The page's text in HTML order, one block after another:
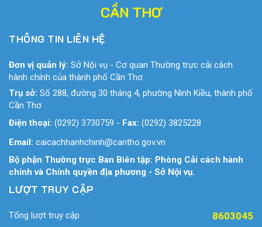
CẦN THƠ
THÔNG TIN LIÊN HỆ
Đơn vị quản lý: Sở Nội vụ - Cơ quan Thường trực cải cách
hành chính của thành phố Cần Thơ
Trụ sở: Số 288, đường 30 tháng 4, phường Ninh Kiều, thành phố
Cần Thơ
Điện thoại: (0292) 3730759 - Fax: (0292) 3825228
Email: caicachhanhchinh@cantho.gov.vn
Bộ phận Thường trực Ban Biên tập: Phòng Cải cách hành
chính và Chính quyền địa phương - Sở Nội vụ.
LƯỢT TRUY CẬP
Tổng lượt truy cập: 8603045